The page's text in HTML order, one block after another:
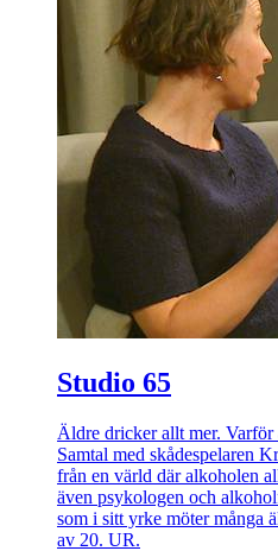
Studio 65
Äldre dricker allt mer. Varför
Samtal med skådespelaren
från en värld där alkoholen
även psykologen och
som i sitt yrke möter många
av 20. UR.